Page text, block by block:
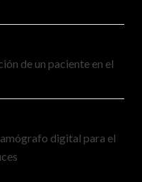
de un paciente en el
digital para el